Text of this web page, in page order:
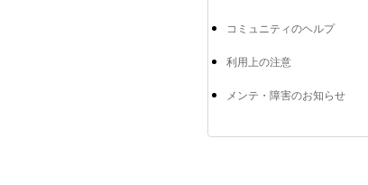
コミュニティのヘルプ
利用上の注意
メンテ・障害のお知らせ